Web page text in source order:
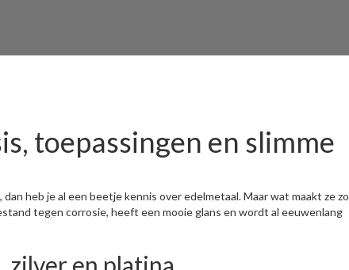
toepassingen en slimme
heb je al een beetje kennis over edelmetaal. Maar wat maakt ze zo
tegen corrosie, heeft een mooie glans en wordt al eeuwenlang